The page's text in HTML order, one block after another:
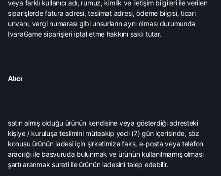
veya farklı kullanıcı adı, rumuz, kimlik ve iletişim bilgileri ile verilen
siparişlerde fatura adresi, teslimat adresi, ödeme bilgisi, ticari
unvanı, vergi numarası gibi unsurların aynı olması durumunda
IvaraGame siparişleri iptal etme hakkını saklı tutar.
Alıcı
satın almış olduğu ürünün kendisine veya gösterdiği adresteki
kişiye / kuruluşa teslimini müteakip yedi (7) gün içerisinde, söz
konusu ürünün iadesi için şirketimize faks, e-posta veya telefon
aracılığı ile başvuruda bulunmak ve ürünün kullanılmamış olması
şartı aranmak sureti ile ürünün iadesini talep edebilir.